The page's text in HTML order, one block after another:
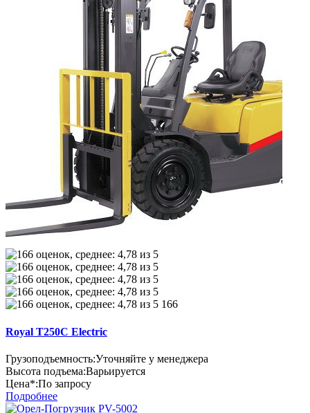
166
Royal T250C Electric
Грузоподъемность:Уточняйте у менеджера
Высота подъема:Варьируется
Цена*:По запросу
Подробнее